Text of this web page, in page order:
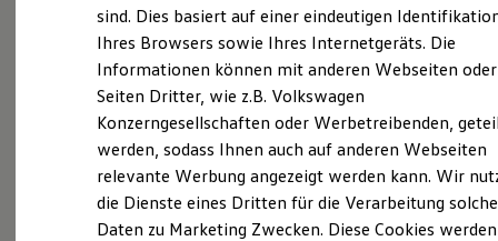
Kaufoptionen
E-Auto-Förderung
Software und Konnektivität
ID. Software Versionen und Updates
Digitale Extras
Schnittstellen zu Ihrem ID.
Hybridautos
Marke und Erlebnis
Volkswagen R und R Experience
R-Modelle
Wie können wir
Ihnen weiterhelfen?
Probefahrt vereinbaren
sind. Dies basiert auf einer eindeutigen
Ihres Browsers sowie Ihres Internetgeräts. Die
Informationen können mit anderen Webseiten oder
Seiten Dritter, wie z.B. Volkswagen
Konzerngesellschaften oder Werbetreibenden,
werden, sodass Ihnen auch auf anderen Webseiten
relevante Werbung angezeigt werden kann. Wir
die Dienste eines Dritten für die Verarbeitung
Daten zu Marketing Zwecken. Diese Cookies